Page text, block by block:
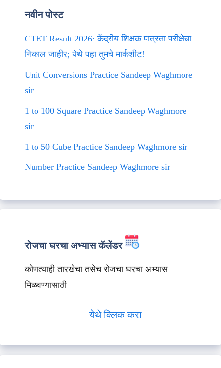
नवीन पोस्ट
CTET Result 2026: केंद्रीय शिक्षक पात्रता परीक्षेचा
निकाल जाहीर; येथे पहा तुमचे मार्कशीट!
Unit Conversions Practice Sandeep Waghmore
sir
1 to 100 Square Practice Sandeep Waghmore
sir
1 to 50 Cube Practice Sandeep Waghmore sir
Number Practice Sandeep Waghmore sir
रोजचा घरचा अभ्यास कॅलेंडर
कोणत्याही तारखेचा तसेच रोजचा घरचा अभ्यास
मिळवण्यासाठी
येथे क्लिक करा